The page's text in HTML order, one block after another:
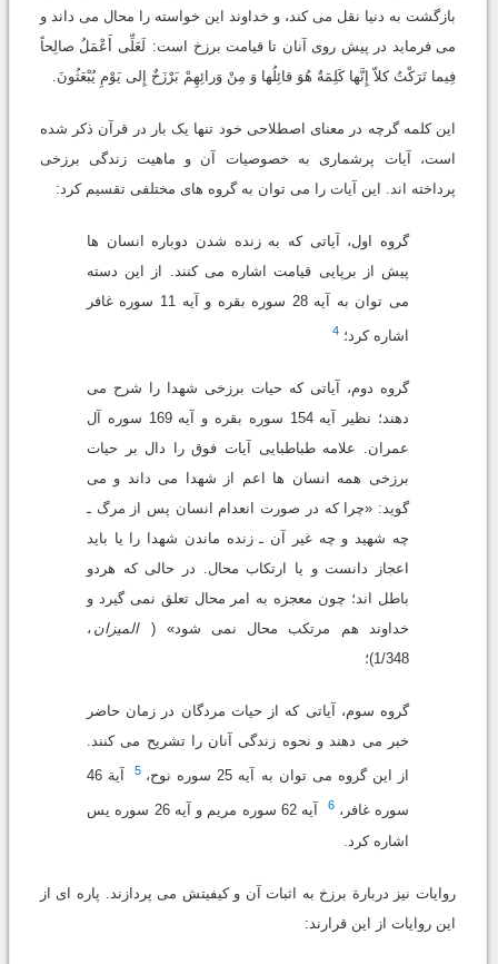
بازگشت به دنیا نقل مى کند، و خداوند این خواسته را محال مى داند و
مى فرماید در پیش روى آنان تا قیامت برزخ است: لَعَلِّى أَعْمَلُ صالِحاً
فِیما تَرَکْتُ کلاّ إِنَّها کَلِمَةٌ هُوَ قائِلُها وَ مِنْ وَرائِهِمْ بَرْزَخٌ إِلى یَوْمِ یُبْعَثُونَ.
این کلمه گرچه در معناى اصطلاحى خود تنها یک بار در قرآن ذکر شده
است، آیات پرشمارى به خصوصیات آن و ماهیت زندگى برزخى
پرداخته اند. این آیات را مى توان به گروه هاى مختلفى تقسیم کرد:
گروه اول، آیاتى که به زنده شدن دوباره انسان ها
پیش از برپایى قیامت اشاره مى کنند. از این دسته
مى توان به آیه 28 سوره بقره و آیه 11 سوره غافر
اشاره کرد؛ 4
گروه دوم، آیاتى که حیات برزخى شهدا را شرح مى
دهند؛ نظیر آیه 154 سوره بقره و آیه 169 سوره آل
عمران. علامه طباطبایى آیات فوق را دال بر حیات
برزخى همه انسان ها اعم از شهدا مى داند و مى
گوید: «چرا که در صورت انعدام انسان پس از مرگ ـ
چه شهید و چه غیر آن ـ زنده ماندن شهدا را یا باید
اعجاز دانست و یا ارتکاب محال. در حالى که هردو
باطل اند؛ چون معجزه به امر محال تعلق نمى گیرد و
خداوند هم مرتکب محال نمى شود» (
المیزان ،
1/348)؛
گروه سوم، آیاتى که از حیات مردگان در زمان حاضر
خبر مى دهند و نحوه زندگى آنان را تشریح مى کنند.
از این گروه مى توان به آیه 25 سوره نوح، 5 آیة 46
سوره غافر، 6
آیه 62 سوره مریم و آیه 26 سوره یس
اشاره کرد.
روایات نیز دربارة برزخ به اثبات آن و کیفیتش مى پردازند. پاره اى از
این روایات از این قرارند: